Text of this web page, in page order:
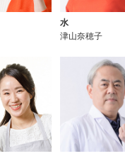
水
津山奈穂子